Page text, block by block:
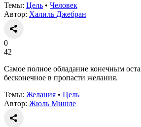
Темы: Цель • Человек
Автор: Халиль Джебран
0
42
Самое полное обладание конечным
бесконечное в пропасти желания.
Темы: Желания • Цель
Автор: Жюль Мишле